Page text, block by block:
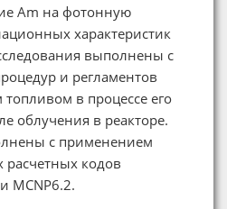
Am на фотонную
характеристик
выполнены с
и регламентов
в процессе его
облучения в реакторе.
с применением
кодов
MCNP6.2.